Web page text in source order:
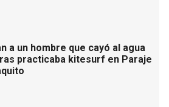
a un hombre que cayó al agua
practicaba kitesurf en Paraje